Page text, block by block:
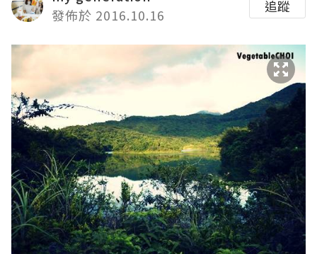
發佈於 2016.10.16
追蹤